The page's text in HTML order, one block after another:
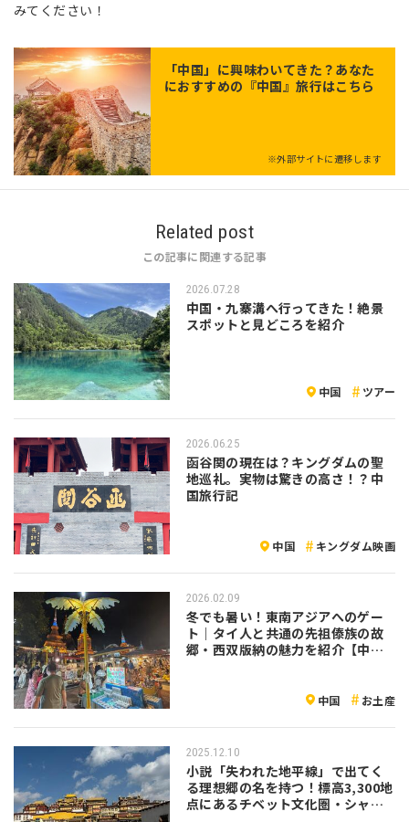
みてください！
「中国」に興味わいてきた？あなた
におすすめの『中国』旅行はこちら
※外部サイトに遷移します
Related post
この記事に関連する記事
2026.07.28
中国・九寨溝へ行ってきた！絶景
スポットと見どころを紹介
中国 ツアー
2026.06.25
函谷関の現在は？キングダムの聖
地巡礼。実物は驚きの高さ！？中
国旅行記
中国 キングダム映画
2026.02.09
冬でも暑い！東南アジアへのゲー
ト｜タイ人と共通の先祖傣族の故
郷・西双版納の魅力を紹介【中
中国 お土産
2025.12.10
小説「失われた地平線」で出てく
る理想郷の名を持つ！標高3,300地
点にあるチベット文化圏・シャン